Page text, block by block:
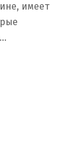
имеет